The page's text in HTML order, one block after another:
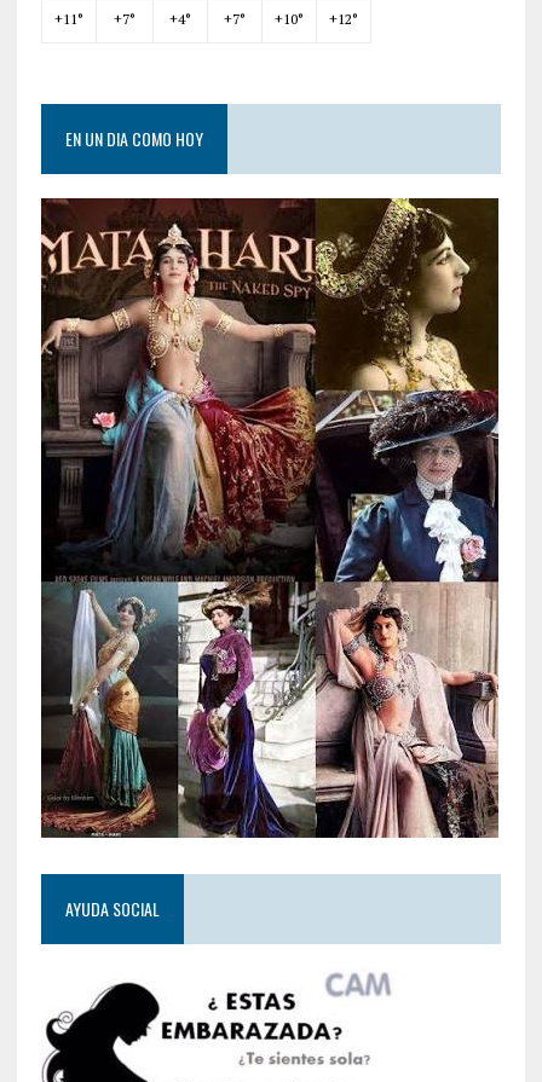
+11° +7° +4° +7° +10° +12°
EN UN DIA COMO HOY
AYUDA SOCIAL